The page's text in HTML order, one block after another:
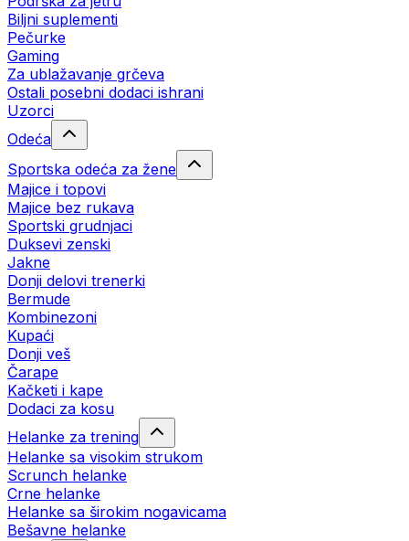
Biljni suplementi
Pečurke
Gaming
Za ublažavanje grčeva
Ostali posebni dodaci ishrani
Uzorci
Odeća
Sportska odeća za žene
Majice i topovi
Majice bez rukava
Sportski grudnjaci
Duksevi zenski
Jakne
Donji delovi trenerki
Bermude
Kombinezoni
Kupaći
Donji veš
Čarape
Kačketi i kape
Dodaci za kosu
Helanke za trening
Helanke sa visokim strukom
Scrunch helanke
Crne helanke
Helanke sa širokim nogavicama
Bešavne helanke